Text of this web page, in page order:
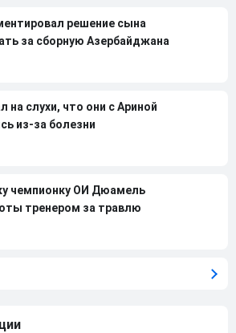
решение сына
за сборную Азербайджана
на слухи, что они с Ариной
из-за болезни
чемпионку ОИ Дюамель
тренером за травлю